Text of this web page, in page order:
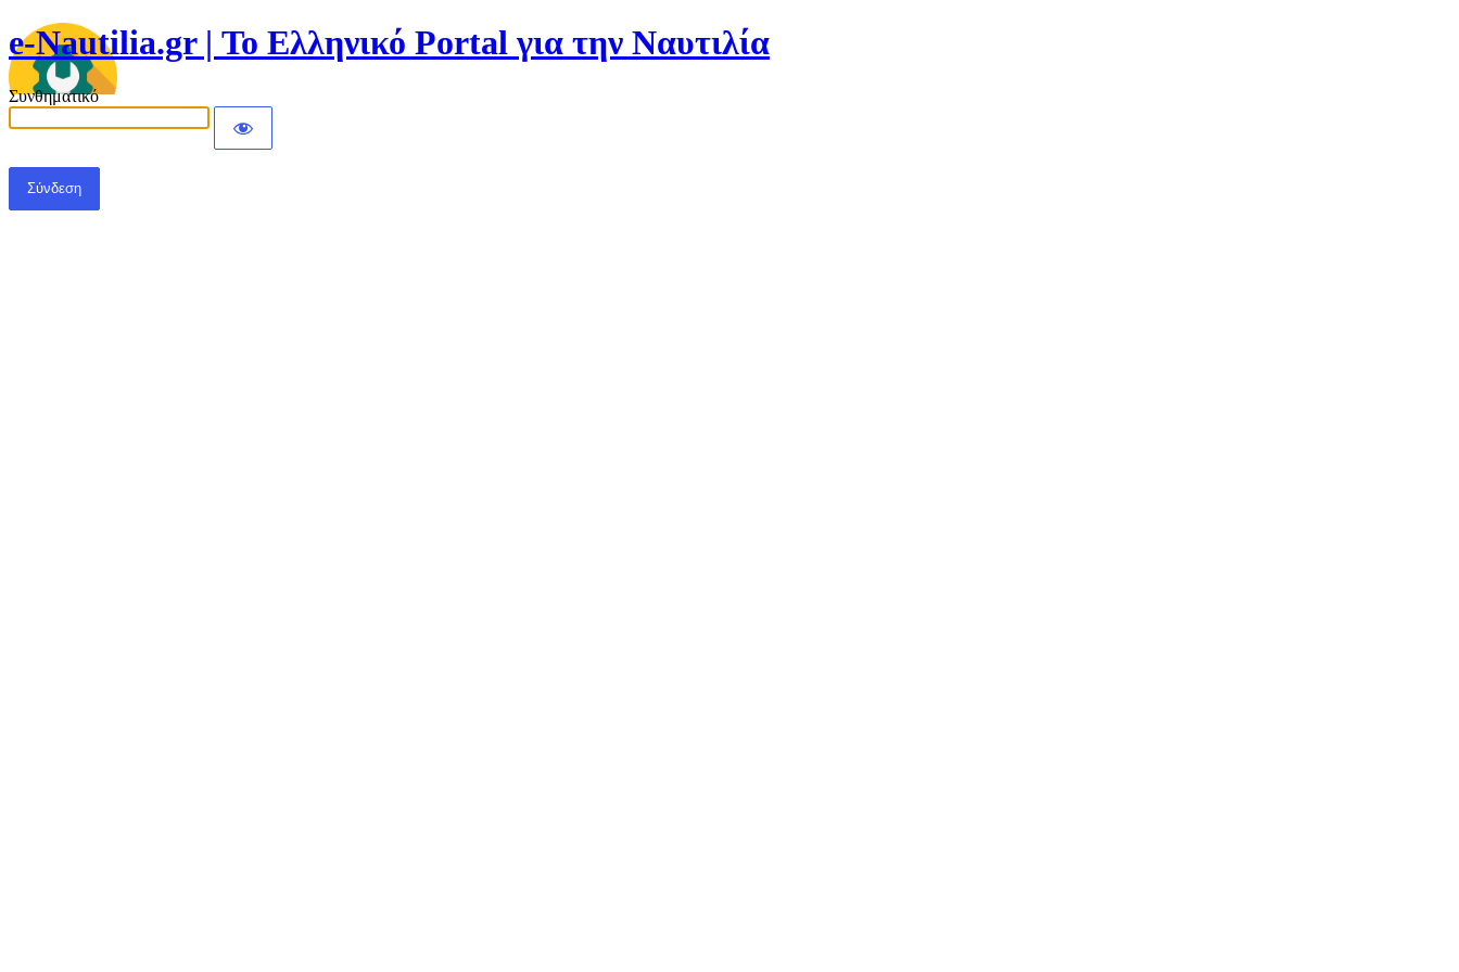
e-Nautilia.gr | Το Ελληνικό Portal για την Ναυτιλία
Συνθηματικό